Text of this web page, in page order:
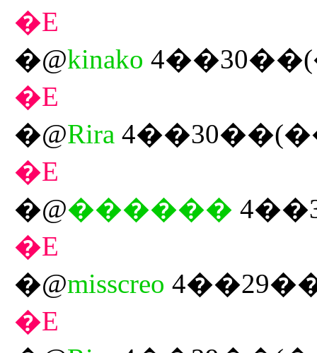
�E
�@kinako
�E
�@Rira
�E
�@������
�E
�@misscreo
�E